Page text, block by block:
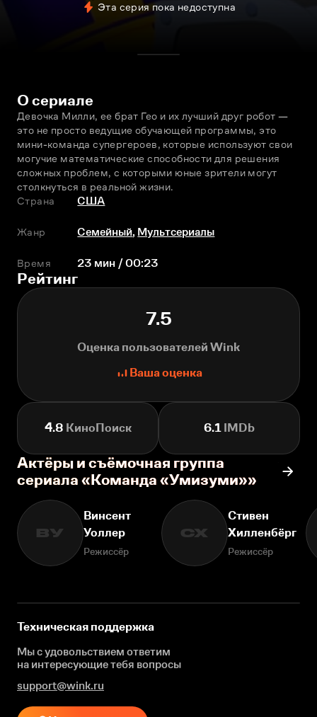
Эта серия пока недоступна
О сериале
Девочка Милли, еe брат Гео и их лучший друг робот —
это не просто ведущие обучающей программы, это
мини-команда супергероев, которые используют свои
могучие математические способности для решения
сложных проблем, с которыми юные зрители могут
столкнуться в реальной жизни.
Страна
США
Жанр Семейный, Мультсериалы
Время 23 мин / 00:23
Рейтинг
7.5
Оценка пользователей Wink
Ваша оценка
4.8 КиноПоиск 6.1 IMDb
Актёры и съёмочная группа
сериала «Команда «Умизуми»»
ВУ
Винсент
Уоллер
Режиссёр
СХ
Стивен
Хилленбёрг
Режиссёр
Техническая поддержка
Мы с удовольствием ответим
на интересующиетебя вопросы
support@wink.ru